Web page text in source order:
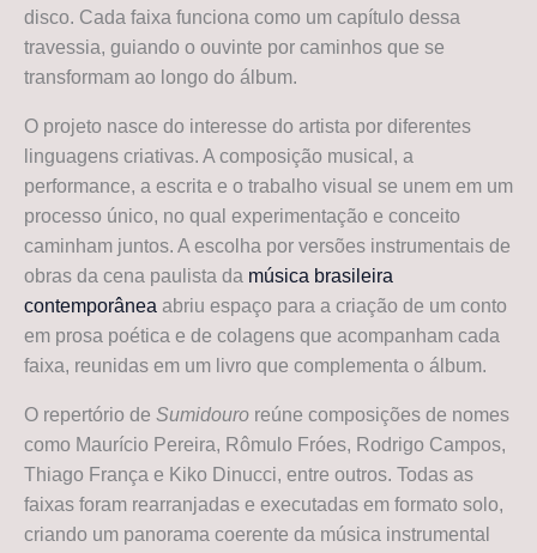
disco. Cada faixa funciona como um capítulo dessa
travessia, guiando o ouvinte por caminhos que se
transformam ao longo do álbum.
O projeto nasce do interesse do artista por diferentes
linguagens criativas. A composição musical, a
performance, a escrita e o trabalho visual se unem em um
processo único, no qual experimentação e conceito
caminham juntos. A escolha por versões instrumentais de
obras da cena paulista da música brasileira
contemporânea abriu espaço para a criação de um conto
em prosa poética e de colagens que acompanham cada
faixa, reunidas em um livro que complementa o álbum.
O repertório de Sumidouro reúne composições de nomes
como Maurício Pereira, Rômulo Fróes, Rodrigo Campos,
Thiago França e Kiko Dinucci, entre outros. Todas as
faixas foram rearranjadas e executadas em formato solo,
criando um panorama coerente da música instrumental